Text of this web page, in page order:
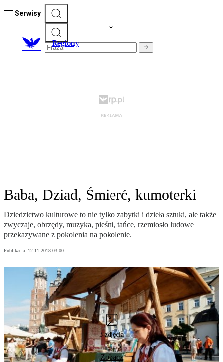
Serwisy
Regiony
Baba, Dziad, Śmierć, kumoterki
Dziedzictwo kulturowe to nie tylko zabytki i dzieła sztuki, ale także
zwyczaje, obrzędy, muzyka, pieśni, tańce, rzemiosło ludowe
przekazywane z pokolenia na pokolenie.
Publikacja: 12.11.2018 03:00
3 zdjęcia
Zobacz